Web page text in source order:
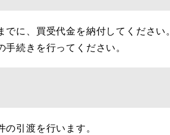
に、買受代金を納付してください。
続きを行ってください。
引渡を行います。